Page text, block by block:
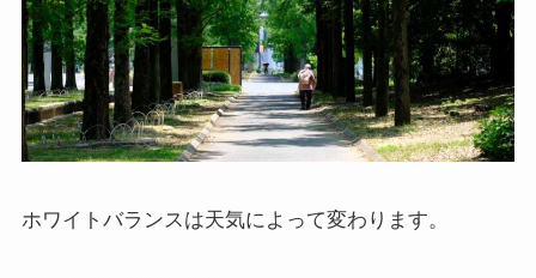
ホワイトバランスは天気によって変わります。